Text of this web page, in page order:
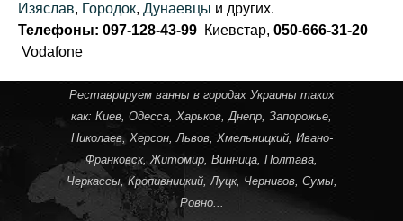
Изяслав, Городок, Дунаевцы и других.
Телефоны: 097-128-43-99 Киевстар, 050-666-31-20
Vodafone
Реставрируем ванны в городах Украины таких
как: Киев, Одесса, Харьков,Днепр, Запорожье,
Николаев, Херсон,Львов, Хмельницкий, Ивано-
Франковск,Житомир, Винница, Полтава,
Черкассы, Кропивницкий, Луцк, Чернигов, Сумы,
Ровно...